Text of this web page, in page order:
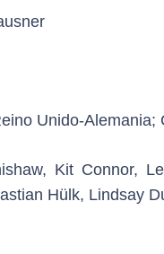
Unido-
Kit Connor,
Hülk, Lindsay